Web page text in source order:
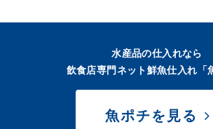
水産品の仕入れなら
飲食店専門ネット鮮魚仕入れ「
魚ポチを見る